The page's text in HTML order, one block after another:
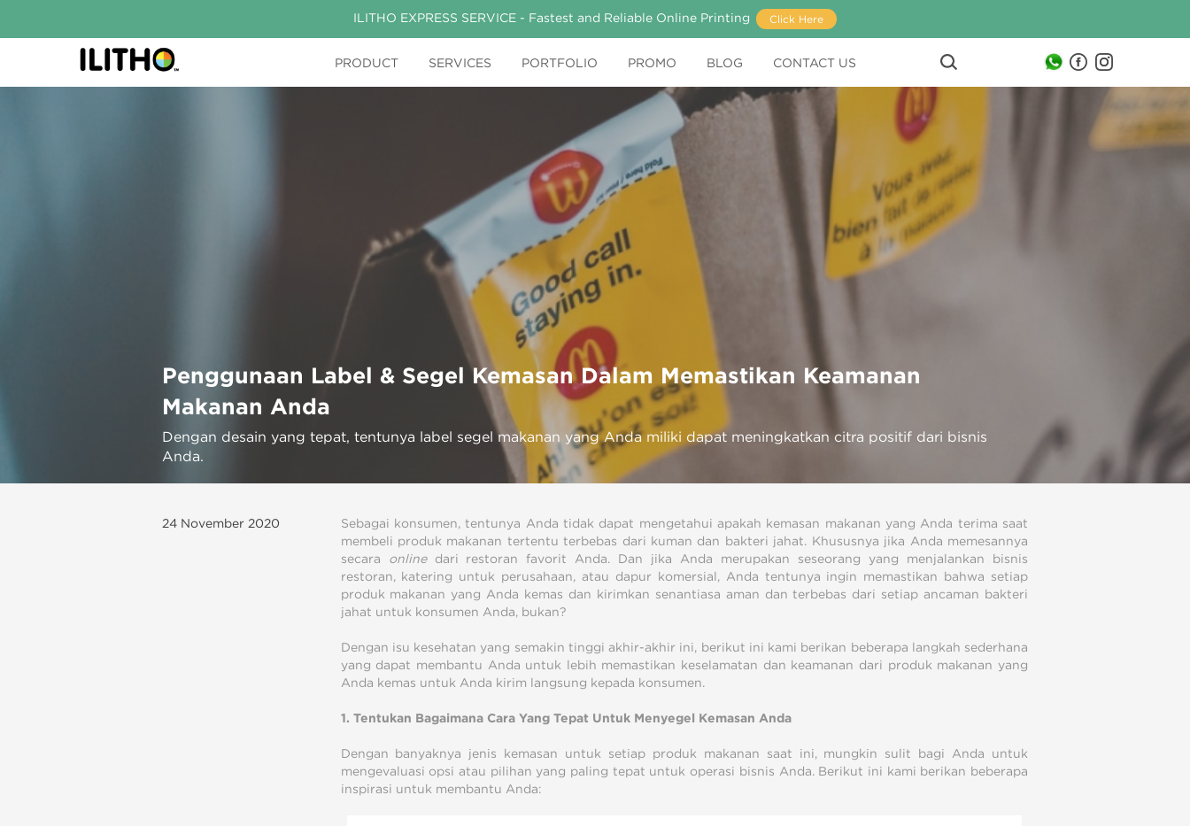
ILITHO EXPRESS SERVICE - Fastest and Reliable Online Printing Click Here
PRODUCT SERVICES PORTFOLIO PROMO BLOG CONTACT US
Penggunaan Label & Segel Kemasan Dalam Memastikan Keamanan
Makanan Anda
Dengan desain yang tepat, tentunya label segel makanan yang Anda miliki dapat meningkatkan citra positif dari bisnis
Anda.
24 November 2020
Sebagai konsumen, tentunya Anda tidak dapat mengetahui apakah kemasan makanan yang Anda terima saat
membeli produk makanan tertentu terbebas dari kuman dan bakteri jahat. Khususnya jika Anda memesannya
secara onlinedari restoran favorit Anda. Dan jika Anda merupakan seseorang yang menjalankan bisnis
restoran, katering untuk perusahaan, atau dapur komersial, Anda tentunya ingin memastikan bahwa setiap
produk makanan yang Anda kemas dan kirimkan senantiasa aman dan terbebas dari setiap ancaman bakteri
jahat untuk konsumen Anda, bukan?
Dengan isu kesehatan yang semakin tinggi akhir-akhir ini, berikut ini kami berikan beberapa langkah sederhana
yang dapat membantu Anda untuk lebih memastikan keselamatan dan keamanan dari produk makanan yang
Anda kemas untuk Anda kirim langsung kepada konsumen.
1. Tentukan Bagaimana Cara Yang Tepat Untuk Menyegel Kemasan Anda
Dengan banyaknya jenis kemasan untuk setiap produk makanan saat ini, mungkin sulit bagi Anda untuk
mengevaluasi opsi atau pilihan yang paling tepat untuk operasi bisnis Anda. Berikut ini kami berikan beberapa
inspirasi untuk membantu Anda: